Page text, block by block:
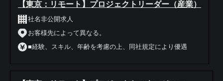
【東京：リモート】プロジェクトリーダー（産業）
社名非公開求人
お客様先によって異なる。
■経験、スキル、年齢を考慮の上、同社規定により優遇